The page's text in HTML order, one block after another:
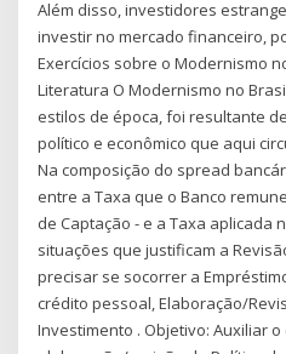
Além disso, investidores
investir no mercado financeiro,
Exercícios sobre o Modernismo
Literatura O Modernismo no
estilos de época, foi resultante
político e econômico que aqui
Na composição do spread
entre a Taxa que o Banco
de Captação - e a Taxa aplicada
situações que justificam a
precisar se socorrer a
crédito pessoal, Elaboração/
Investimento . Objetivo: Auxiliar o